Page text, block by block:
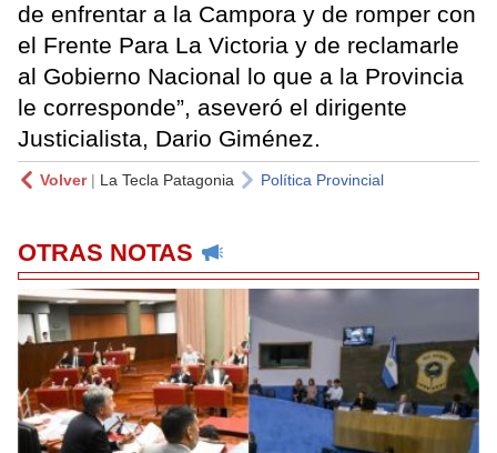
de enfrentar a la Campora y de romper con
el Frente Para La Victoria y de reclamarle
al Gobierno Nacional lo que a la Provincia
le corresponde”, aseveró el dirigente
Justicialista, Dario Giménez.
Volver| La Tecla Patagonia Política Provincial
OTRAS NOTAS